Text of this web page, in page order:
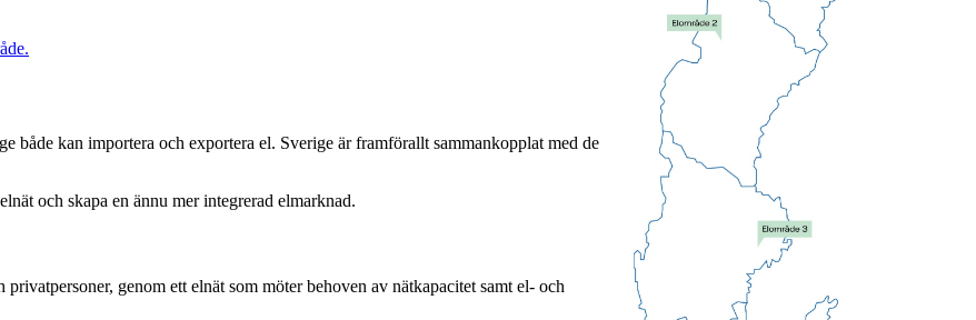
både kan importera och exportera el. Sverige är framförallt sammankopplat med de
och skapa en ännu mer integrerad elmarknad.
genom ett elnät som möter behoven av nätkapacitet samt el- och